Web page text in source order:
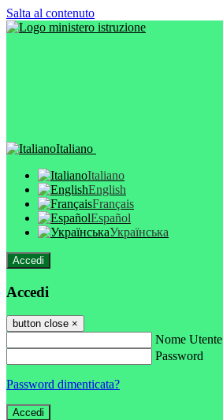
Salta al contenuto
Italiano
Italiano
English
Français
Español
Українська
Accedi
Accedi
button close ×
Nome Utente
Password
Password dimenticata?